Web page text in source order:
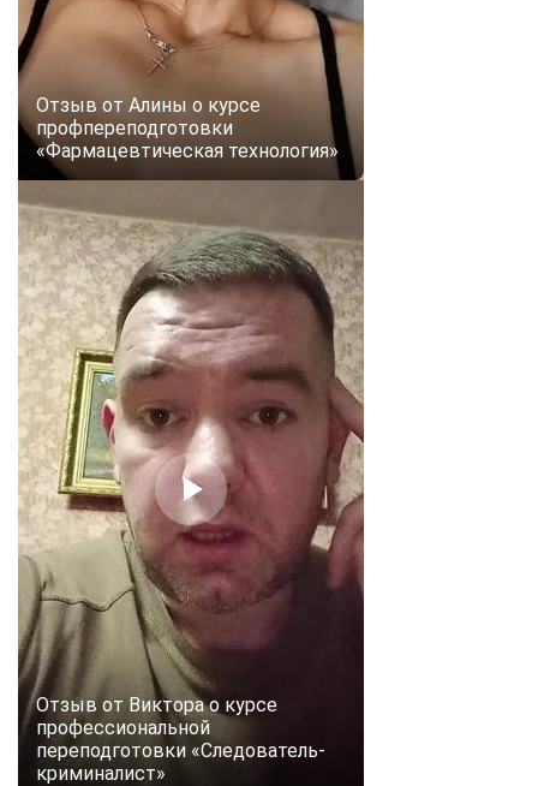
Отзыв от Алины о курсе
профпереподготовки
«Фармацевтическая технология»
Отзыв от Виктора о курсе
профессиональной
переподготовки «Следователь-
криминалист»
ChatApp
online
Мессенджеры
Свяжитесь с нами через любой удобный мессенджер!
Telegram
Vkontakte
Max